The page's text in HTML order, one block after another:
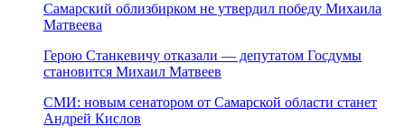
Самарский облизбирком не утвердил победу Михаила
Матвеева
Герою Станкевичу отказали — депутатом Госдумы
становится Михаил Матвеев
СМИ: новым сенатором от Самарской области станет
Андрей Кислов